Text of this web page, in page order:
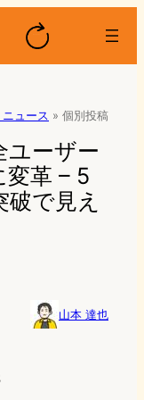
ュース » 個別投稿
ーザー
変革 – 5
で見え
山本 達也